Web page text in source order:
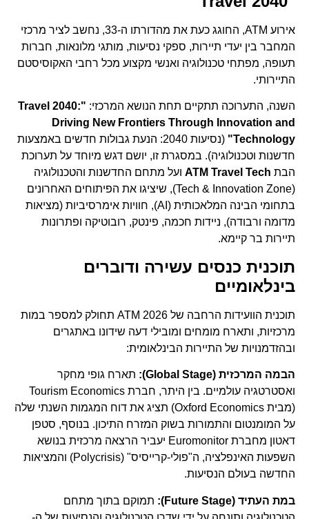
אירוע ATM, החוגג כעת את מהדורתו ה-33, נחשב לציר מרכזי
המחבר בין יעדי תיירות, ספקי נסיעות, מותגי מלונאות, חברות
תעופה, מפתחי טכנולוגיה ואנשי מקצוע מכל רחבי האקוסיסטם
התיירותי.
השנה, התערוכה תתקיים תחת הנושא המרכזי: "Travel 2040:
Driving New Frontiers Through Innovation and
Technology"
(נסיעות 2040: הנעת גבולות חדשים באמצעות
חדשנות וטכנולוגיה). במסגרת זו, יושם דגש מיוחד על תערוכת
הבתATM Travel Techועל מתחם החדשנות והטכנולוגיה
(Tech & Innovation Zone), שיציגו את הפיתוחים האחרונים
בתחומי הבינה המלאכותית (AI), חוויות אימרסיביות (מציאות
מדומה ורבודה), ניידות חכמה, פינטק, רובוטיקה ופתרונות
תיירות בר קיימא.
תוכנית כנסים עשירה ודוברים
בינלאומיים
תוכנית הוועידות הרחבה של ATM 2026 תחולק למספר במות
מרכזיות, ותארח מומחים ומובילי דעה שידונו באתגרים
ובהזדמנויות של התיירות הבינלאומית:
הבמה המרכזית (Global Stage):
תארח גופי מחקר
ואסטרטגיה עולמיים. בין היתר, חברת Tourism Economics
(מבית Oxford Economics) תציג את דוח המגמות השנתי שלה
על המומנטום והתמורות בשוק המזרח התיכון. בנוסף, סטפן
דאטון מחברת Euromonitor יעביר הרצאה מרכזית בנושא
השפעות האינפלציה, ה"פולי-קרייסיס" (Polycrisis) והמציאות
החדשה בעולם הנסיעות.
במת העתיד (Future Stage):
תמוקם בתוך מתחם